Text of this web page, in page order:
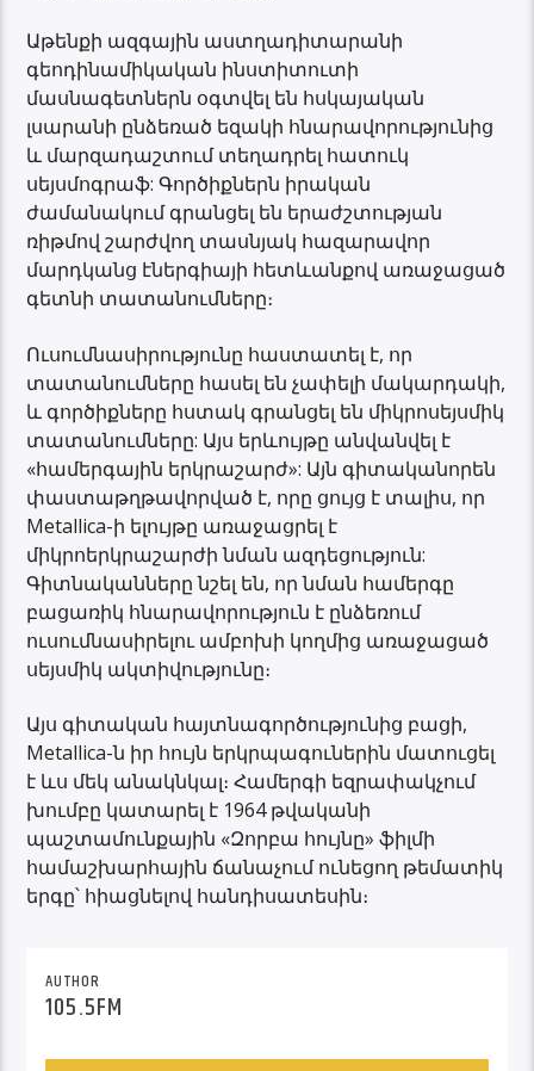
Աթենքի ազգային աստղադիտարանի
գեոդինամիկական ինստիտուտի
մասնագետներն օգտվել են հսկայական
լսարանի ընձեռած եզակի հնարավորությունից
և մարզադաշտում տեղադրել հատուկ
սեյսմոգրաֆ: Գործիքներն իրական
ժամանակում գրանցել են երաժշտության
ռիթմով շարժվող տասնյակ հազարավոր
մարդկանց էներգիայի հետևանքով առաջացած
գետնի տատանումները։
Ուսումնասիրությունը հաստատել է, որ
տատանումները հասել են չափելի մակարդակի,
և գործիքները հստակ գրանցել են միկրոսեյսմիկ
տատանումները: Այս երևույթը անվանվել է
«համերգային երկրաշարժ»: Այն գիտականորեն
փաստաթղթավորված է, որը ցույց է տալիս, որ
Metallica-ի ելույթը առաջացրել է
միկրոերկրաշարժի նման ազդեցություն:
Գիտնականները նշել են, որ նման համերգը
բացառիկ հնարավորություն է ընձեռում
ուսումնասիրելու ամբոխի կողմից առաջացած
սեյսմիկ ակտիվությունը։
Այս գիտական ​​հայտնագործությունից բացի,
Metallica-ն իր հույն երկրպագուներին մատուցել
է ևս մեկ անակնկալ։ Համերգի եզրափակչում
խումբը կատարել է 1964 թվականի
պաշտամունքային «Զորբա հույնը» ֆիլմի
համաշխարհային ճանաչում ունեցող թեմատիկ
երգը՝ հիացնելով հանդիսատեսին։
AUTHOR
105.5FM